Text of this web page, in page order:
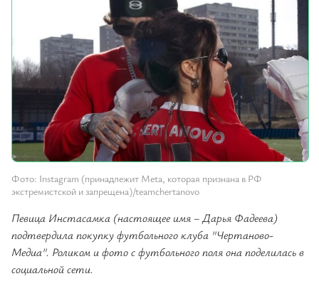
Фото: Instagram (принадлежит Meta, которая признана в РФ
экстремистской и запрещена)/teamchertanovo
Певица Инстасамка (настоящее имя – Дарья Фадеева)
подтвердила покупку футбольного клуба "Чертаново-
Медиа". Роликом и фото с футбольного поля она поделилась в
социальной сети.